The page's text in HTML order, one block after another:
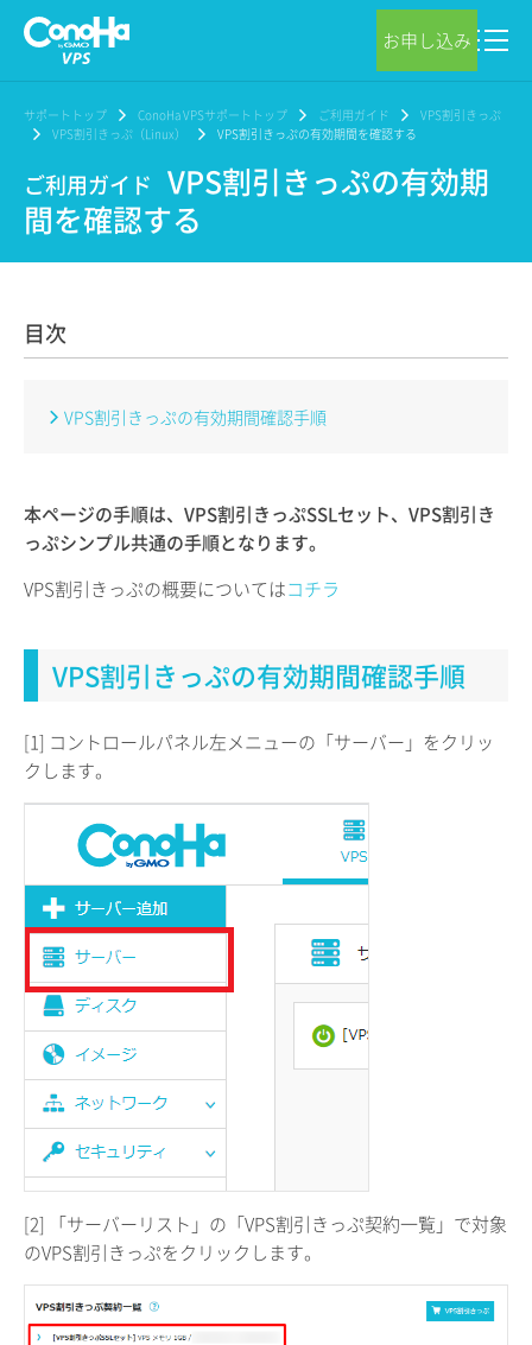
お申し込み
サポートトップ ConoHa VPSサポートトップ ご利用ガイド
VPS割引きっぷ
VPS割引きっぷ（Linux）
VPS割引きっぷの有効期間を確認する
ご利用ガイド VPS割引きっぷの有効期
間を確認する
目次
VPS割引きっぷの有効期間確認手順
本ページの手順は、VPS割引きっぷSSLセット、VPS割引き
っぷシンプル共通の手順となります。
VPS割引きっぷの概要についてはコチラ
VPS割引きっぷの有効期間確認手順
[1] コントロールパネル左メニューの「サーバー」をクリッ
クします。
[2] 「サーバーリスト」の「VPS割引きっぷ契約一覧」で対象
のVPS割引きっぷをクリックします。